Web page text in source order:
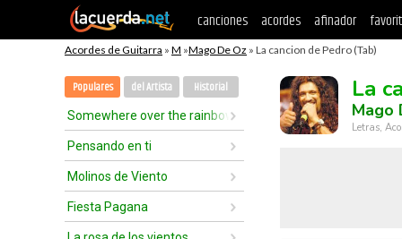
canciones acordes afinador
Acordes de Guitarra » M »Mago De Oz » La cancion de Pedro (Tab)
Populares del Artista Historial
Somewhere over the rainbow
Pensando en ti
Molinos de Viento
Fiesta Pagana
La
Mago
Letras,